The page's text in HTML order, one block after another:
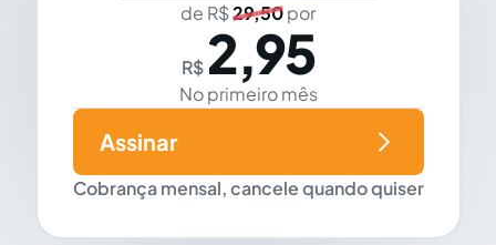
de R$29,50por
R$ 2,95
No primeiro mês
Cobrança mensal, cancele quando quiser
Assinar